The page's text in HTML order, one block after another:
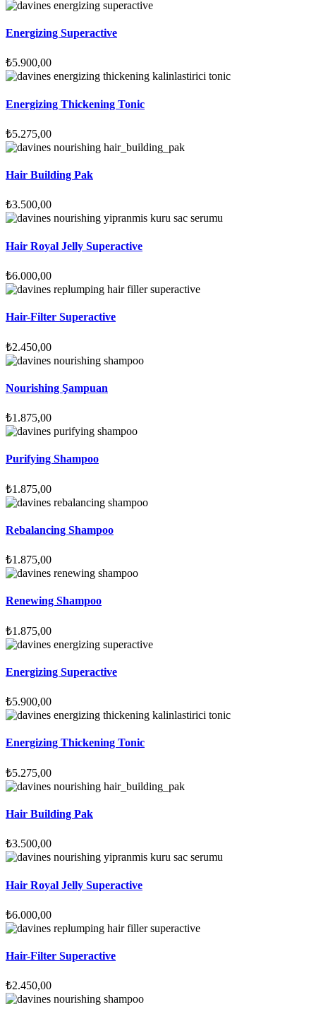
Energizing Superactive
₺5.900,00
Energizing Thickening Tonic
₺5.275,00
Hair Building Pak
₺3.500,00
Hair Royal Jelly Superactive
₺6.000,00
Hair-Filter Superactive
₺2.450,00
Nourishing Şampuan
₺1.875,00
Purifying Shampoo
₺1.875,00
Rebalancing Shampoo
₺1.875,00
Renewing Shampoo
₺1.875,00
Energizing Superactive
₺5.900,00
Energizing Thickening Tonic
₺5.275,00
Hair Building Pak
₺3.500,00
Hair Royal Jelly Superactive
₺6.000,00
Hair-Filter Superactive
₺2.450,00